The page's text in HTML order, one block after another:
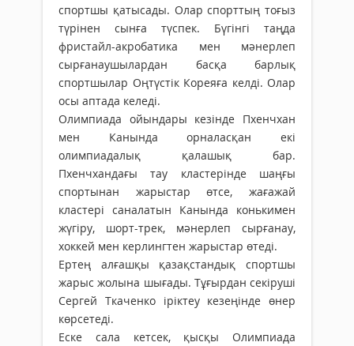
спортшы қатысады. Олар спорттың тоғыз
түрінен сынға түспек. Бүгінгі таңда
фристайл-акробатика мен мәнерлеп
сырғанаушылардан басқа барлық
спортшылар Оңтүстік Кореяға келді. Олар
осы аптада келеді.
Олимпиада ойындары кезінде Пхенчхан
мен Канында орналасқан екі
олимпиадалық қалашық бар.
Пхенчхандағы тау кластерінде шаңғы
спортынан жарыстар өтсе, жағажай
кластері саналатын Канында конькимен
жүгіру, шорт-трек, мәнерлеп сырғанау,
хоккей мен керлингтен жарыстар өтеді.
Ертең алғашқы қазақстандық спортшы
жарыс жолына шығады. Тұғырдан секіруші
Сергей Ткаченко іріктеу кезеңінде өнер
көрсетеді.
Еске сала кетсек, қысқы Олимпиада